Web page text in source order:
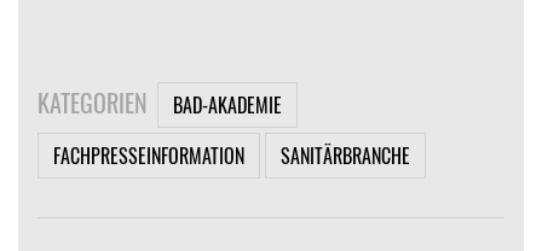
KATEGORIEN
BAD-AKADEMIE
FACHPRESSEINFORMATION
SANITÄRBRANCHE